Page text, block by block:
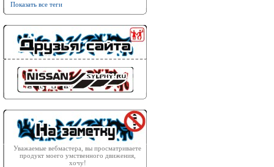
Показать все теги
Уважаемые вебмастера, вы просматриваете
продукт моего умственного движения,
хочу!